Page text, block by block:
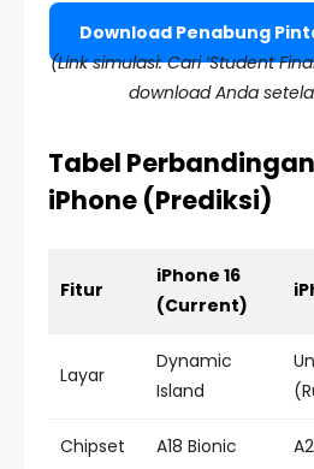
Download Penabung
(Link simulasi: Cari ‘Student
download Anda
Tabel
iPhone (Prediksi)
Fitur
iPhone 16
(Current)
Layar
Dynamic
Island
Chipset A18 Bionic